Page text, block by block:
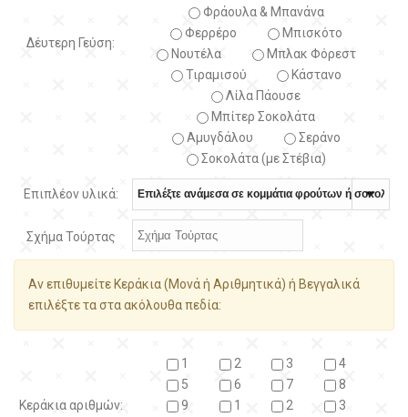
Δέυτερη Γεύση:
Φράουλα & Μπανάνα
Φερρέρο
Μπισκότο
Νουτέλα
Μπλακ Φόρεστ
Τιραμισού
Κάστανο
Λίλα Πάουσε
Μπίτερ Σοκολάτα
Αμυγδάλου
Σεράνο
Σοκολάτα (με Στέβια)
Επιπλέον υλικά:
Σχήμα Τούρτας
Αν επιθυμείτε Κεράκια (Μονά ή Αριθμητικά) ή Βεγγαλικά
επιλέξτε τα στα ακόλουθα πεδία:
Κεράκια αριθμών:
1 2 3
4
5
6 7
8
9
1 2
3